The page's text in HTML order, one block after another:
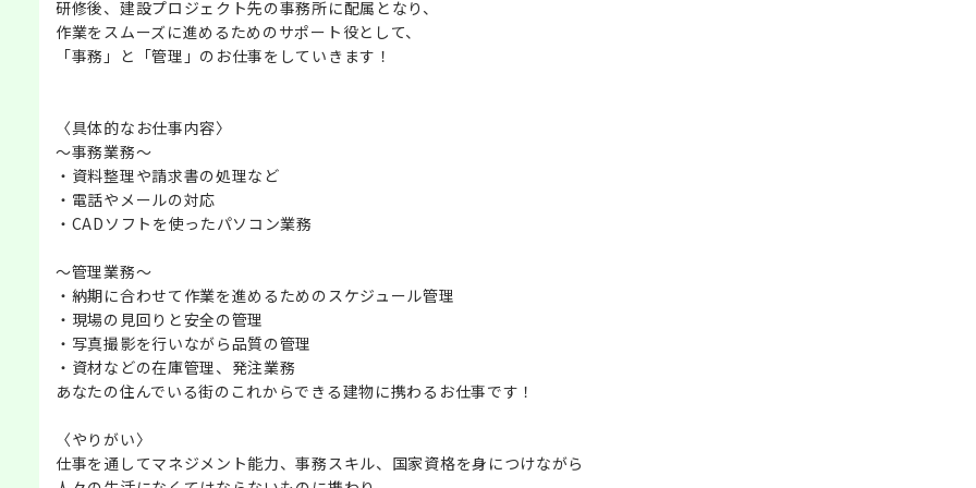
研修後、建設プロジェクト先の事務所に配属となり、
作業をスムーズに進めるためのサポート役として、
「事務」と「管理」のお仕事をしていきます！
〈具体的なお仕事内容〉
～事務業務～
・資料整理や請求書の処理など
・電話やメールの対応
・CADソフトを使ったパソコン業務
～管理業務～
・納期に合わせて作業を進めるためのスケジュール管理
・現場の見回りと安全の管理
・写真撮影を行いながら品質の管理
・資材などの在庫管理、発注業務
あなたの住んでいる街のこれからできる建物に携わるお仕事です！
〈やりがい〉
仕事を通してマネジメント能力、事務スキル、国家資格を身につけながら